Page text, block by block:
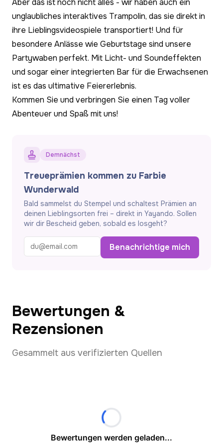
Aber das ist noch nicht alles - wir haben auch ein
unglaubliches interaktives Trampolin, das sie direkt in
ihre Lieblingsvideospiele transportiert! Und für
besondere Anlässe wie Geburtstage sind unsere
Partywaben perfekt. Mit Licht- und Soundeffekten
und sogar einer integrierten Bar für die Erwachsenen
ist es das ultimative Feiererlebnis.
Kommen Sie und verbringen Sie einen Tag voller
Abenteuer und Spaß mit uns!
Demnächst
Treueprämien kommen zu Farbie
Wunderwald
Bald sammelst du Stempel und schaltest Prämien an
deinen Lieblingsorten frei – direkt in Yayando. Sollen
wir dir Bescheid geben, sobald es losgeht?
Benachrichtige mich
Bewertungen &
Rezensionen
Gesammelt aus verifizierten Quellen
Bewertungen werden geladen...